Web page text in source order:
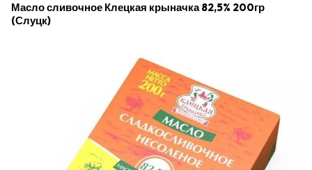
Масло сливочное Клецкая крыначка 82,5% 200гр
(Слуцк)